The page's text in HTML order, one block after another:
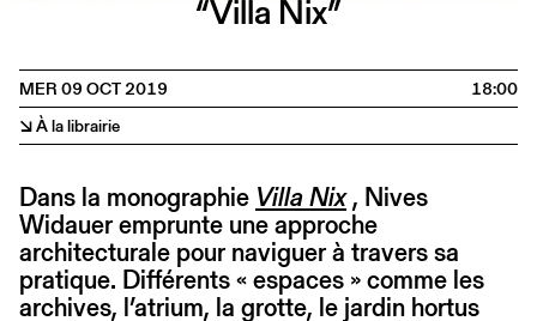
“Villa Nix”
MER 09 OCT 2019
18:00
↘ À la librairie
Dans la monographie Villa Nix, Nives
Widauer emprunte une approche
architecturale pour naviguer à travers sa
pratique. Différents « espaces » comme les
archives, l’atrium, la grotte, le jardin hortus